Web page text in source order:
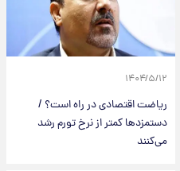
۱۴۰۴/۵/۱۲
ریاضت اقتصادی در راه است؟ /
دستمزدها کمتر از نرخ تورم رشد
می‌کنند